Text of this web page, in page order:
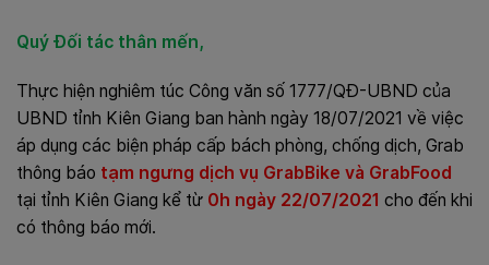
Quý Đối tác thân mến,
Thực hiện nghiêm túc Công văn số 1777/QĐ-UBND của
UBND tỉnh Kiên Giang ban hành ngày 18/07/2021 về việc
áp dụng các biện pháp cấp bách phòng, chống dịch, Grab
thông báo tạm ngưng dịch vụ GrabBike và GrabFood
tại tỉnh Kiên Giang kể từ 0h ngày 22/07/2021 cho đến khi
có thông báo mới.